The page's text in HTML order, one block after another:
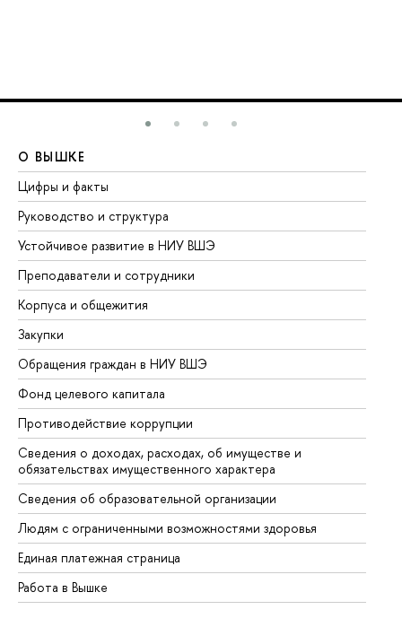
О ВЫШКЕ
Цифры и факты
Руководство и структура
Устойчивое развитие в НИУ ВШЭ
Преподаватели и сотрудники
Корпуса и общежития
Закупки
Обращения граждан в НИУ ВШЭ
Фонд целевого капитала
Противодействие коррупции
Сведения о доходах, расходах, об имуществе и
обязательствах имущественного характера
Сведения об образовательной организации
Людям с ограниченными возможностями здоровья
Единая платежная страница
Работа в Вышке